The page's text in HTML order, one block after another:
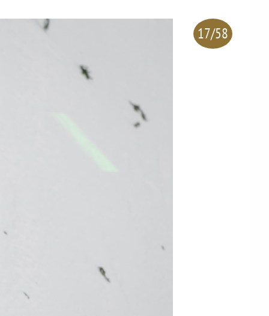
17/58